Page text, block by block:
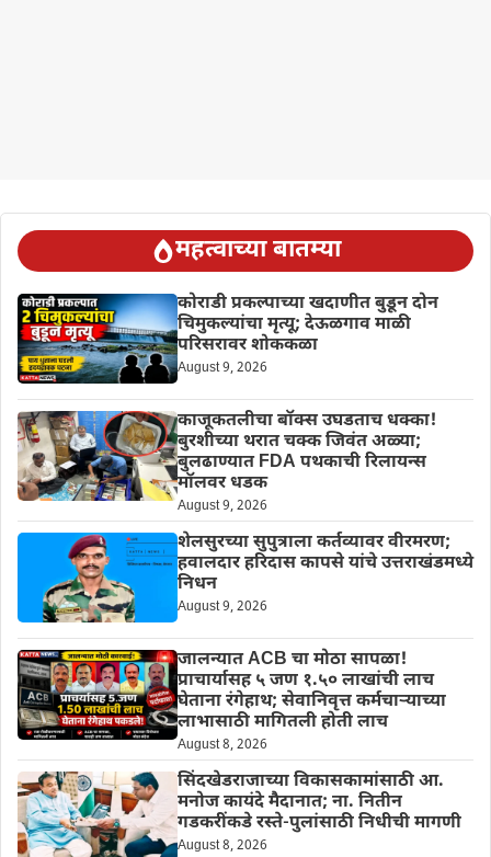
महत्वाच्या बातम्या
कोराडी प्रकल्पाच्या खदाणीत बुडून दोन
चिमुकल्यांचा मृत्यू; देऊळगाव माळी
परिसरावर शोककळा
August 9, 2026
काजूकतलीचा बॉक्स उघडताच धक्का!
बुरशीच्या थरात चक्क जिवंत अळ्या;
बुलढाण्यात FDA पथकाची रिलायन्स
मॉलवर धडक
August 9, 2026
शेलसुरच्या सुपुत्राला कर्तव्यावर वीरमरण;
हवालदार हरिदास कापसे यांचे उत्तराखंडमध्ये
निधन
August 9, 2026
जालन्यात ACB चा मोठा सापळा!
प्राचार्यासह ५ जण १.५० लाखांची लाच
घेताना रंगेहाथ; सेवानिवृत्त कर्मचाऱ्याच्या
लाभासाठी मागितली होती लाच
August 8, 2026
सिंदखेडराजाच्या विकासकामांसाठी आ.
मनोज कायंदे मैदानात; ना. नितीन
गडकरींकडे रस्ते-पुलांसाठी निधीची मागणी
August 8, 2026